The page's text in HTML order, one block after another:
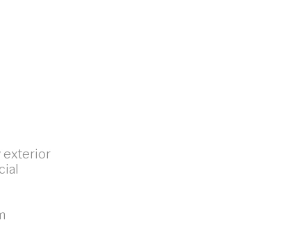
exterior